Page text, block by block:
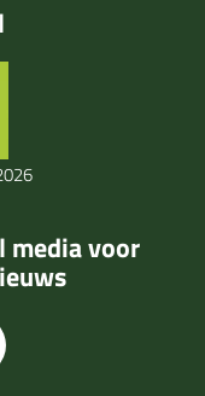
media voor